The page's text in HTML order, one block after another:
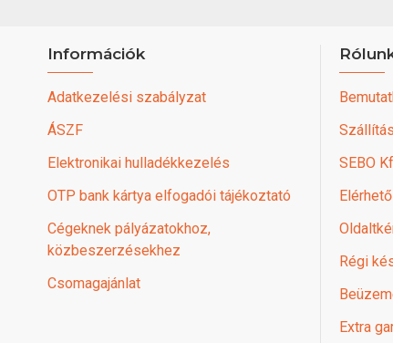
Információk
Adatkezelési szabályzat
ÁSZF
Elektronikai hulladékkezelés
OTP bank kártya elfogadói tájékoztató
Cégeknek pályázatokhoz,
közbeszerzésekhez
Csomagajánlat
SEBO
Régi
Extra